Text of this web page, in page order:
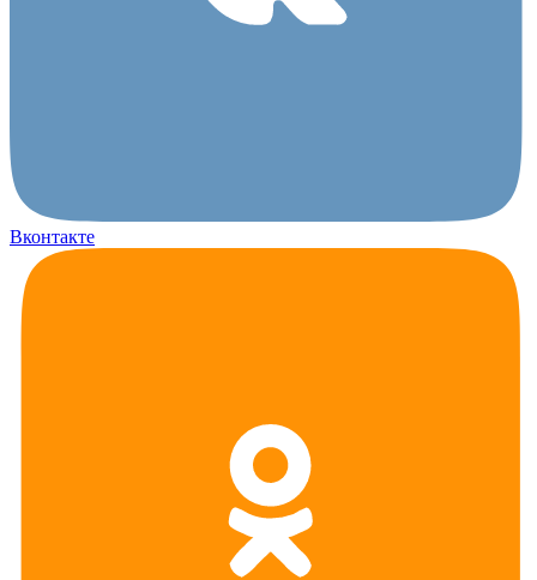
Вконтакте